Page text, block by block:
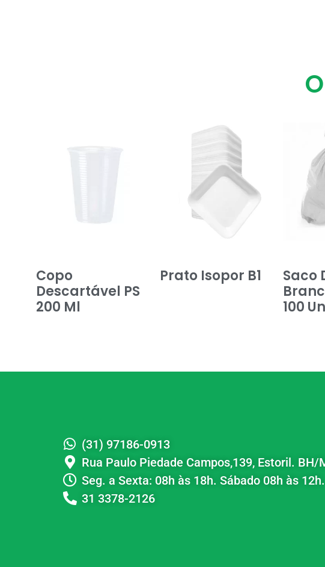
Copo
Descartável PS
200 Ml
Prato Isopor B1
Saco
100
(31) 97186-0913
Rua Paulo Piedade Campos,139, Estoril. BH/
Seg. a Sexta: 08h às 18h. Sábado 08h às 12h.
31 3378-2126